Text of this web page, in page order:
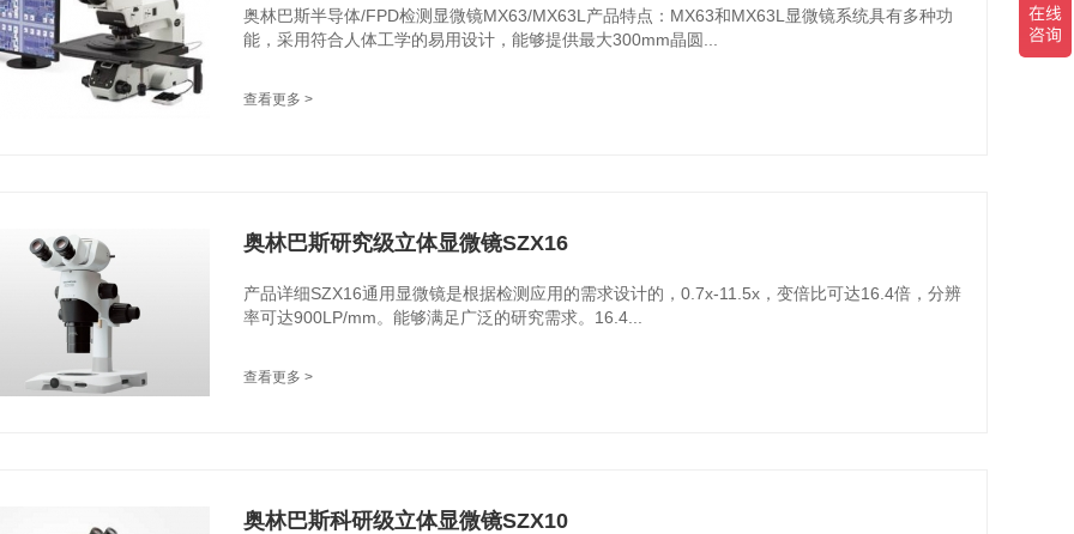
奥林巴斯半导体/FPD检测显微镜MX63/MX63L产品特点：MX63和MX63L显微镜系统具有多种功
能，采用符合人体工学的易用设计，能够提供最大300mm晶圆...
查看更多 >
奥林巴斯研究级立体显微镜SZX16
产品详细SZX16通用显微镜是根据检测应用的需求设计的，0.7x-11.5x，变倍比可达16.4倍，分辨
率可达900LP/mm。能够满足广泛的研究需求。16.4...
查看更多 >
奥林巴斯科研级立体显微镜SZX10